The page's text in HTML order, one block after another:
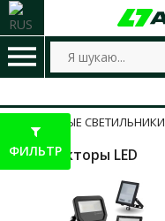
УЛИЧНЫЕ СВЕТИЛЬНИКИ
Прожекторы LED
ФИЛЬТР